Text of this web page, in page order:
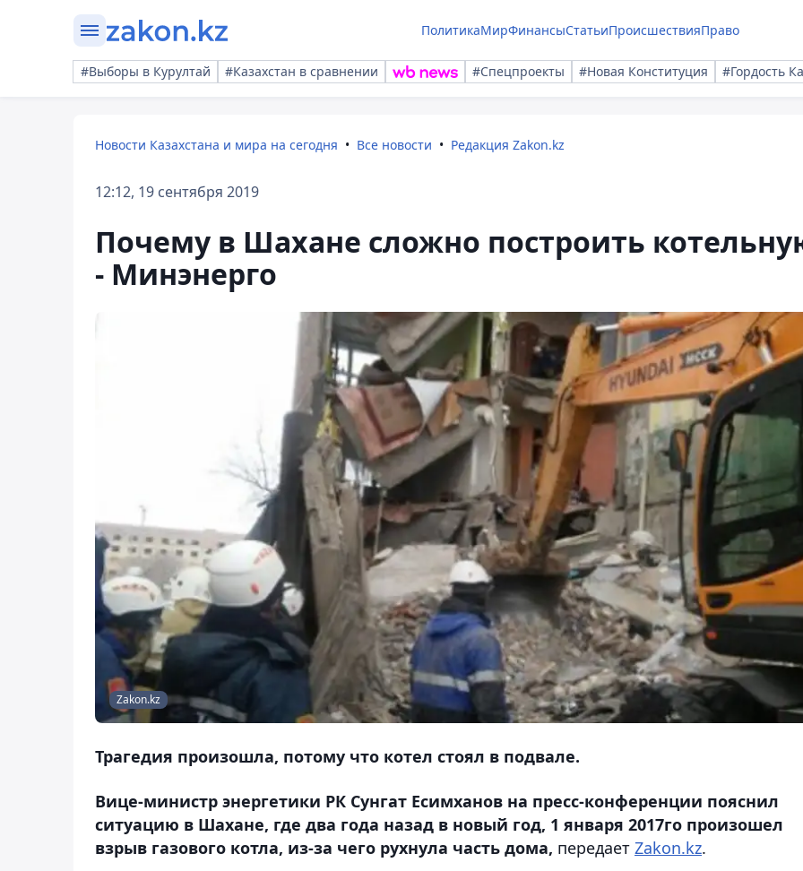
ПолитикаМирФинансыСтатьиПроисшествияПраво
#Выборы в Курултай #Казахстан в сравнении #Спецпроекты #Новая Конституция #Гордость
Новости Казахстана и мира на сегодня Все новости Редакция Zakon.kz
12:12, 19 сентября 2019
Почему в Шахане сложно построить
- Минэнерго
Zakon.kz
Трагедия произошла, потому что котел стоял в подвале.
Вице-министр энергетики РК Сунгат Есимханов на пресс-конференции пояснил
ситуацию в Шахане, где два года назад в новый год, 1 января 2017го произошел
взрыв газового котла, из-за чего рухнула часть дома, передает Zakon.kz.